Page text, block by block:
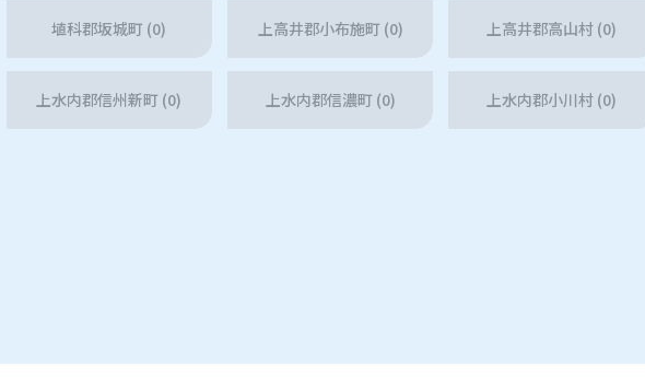
埴科郡坂城町 (0) 上高井郡小布施町 (0) 上高井郡高山村 (0)
上水内郡信州新町 (0) 上水内郡信濃町 (0) 上水内郡小川村 (0)